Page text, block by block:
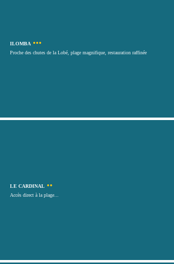
ILOMBA •••
Proche des chutes de la Lobé, plage magnifique, restauration raffinée
LE CARDINAL ••
Accès direct à la plage...